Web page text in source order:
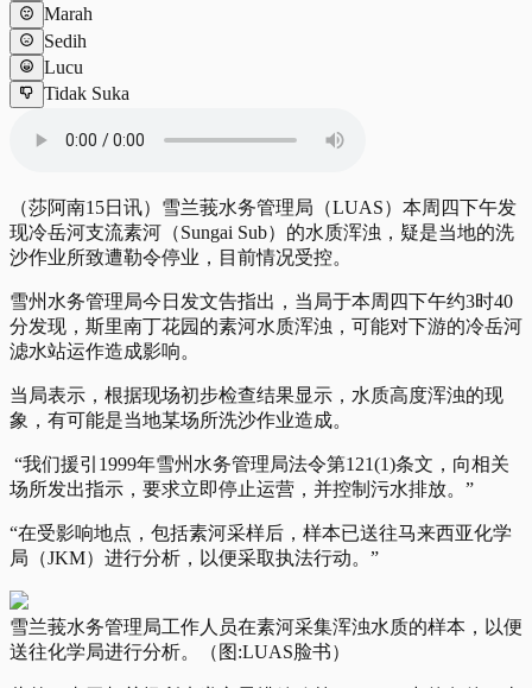
Marah
Sedih
Lucu
Tidak Suka
（莎阿南15日讯）雪兰莪水务管理局（LUAS）本周四下午发
现冷岳河支流素河（Sungai Sub）的水质浑浊，疑是当地的洗
沙作业所致遭勒令停业，目前情况受控。
雪州水务管理局今日发文告指出，当局于本周四下午约3时40
分发现，斯里南丁花园的素河水质浑浊，可能对下游的冷岳河
滤水站运作造成影响。
当局表示，根据现场初步检查结果显示，水质高度浑浊的现
象，有可能是当地某场所洗沙作业造成。
“我们援引1999年雪州水务管理局法令第121(1)条文，向相关
场所发出指示，要求立即停止运营，并控制污水排放。”
“在受影响地点，包括素河采样后，样本已送往马来西亚化学
局（JKM）进行分析，以便采取执法行动。”
雪兰莪水务管理局工作人员在素河采集浑浊水质的样本，以便
送往化学局进行分析。（图:LUAS脸书）